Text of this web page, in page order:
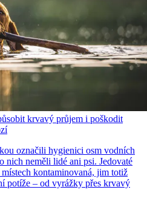
krvavý průjem i poškodit
označili hygienici osm vodních
nich neměli lidé ani psi. Jedovaté
kontaminovaná, jim totiž
potíže – od vyrážky přes krvavý